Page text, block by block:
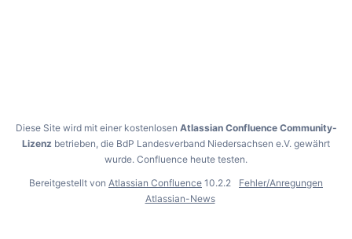
Diese Site wird mit einer kostenlosen Atlassian Confluence Community-
Lizenz betrieben, die BdP Landesverband Niedersachsen e.V. gewährt
wurde. Confluence heute testen.
Bereitgestellt von Atlassian Confluence 10.2.2
Fehler/Anregungen
Atlassian-News